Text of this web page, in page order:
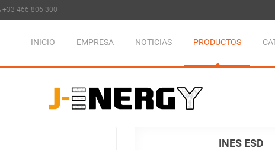
+33 466 806 300
INICIO EMPRESA NOTICIAS PRODUCTOS
INES ESD